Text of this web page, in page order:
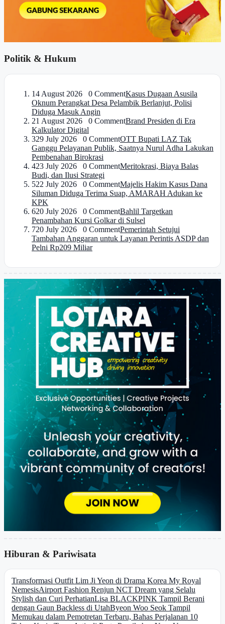
Politik & Hukum
14 August 2026 0 CommentKasus Dugaan Asusila
Oknum Perangkat Desa Pelambik Berlanjut, Polisi
Diduga Masuk Angin
21 August 2026 0 CommentBrand Presiden di Era
Kalkulator Digital
329 July 2026 0 CommentOTT Bupati LAZ Tak
Ganggu Pelayanan Publik, Saatnya Nurul Adha Lakukan
Pembenahan Birokrasi
423 July 2026 0 CommentMeritokrasi, Biaya Balas
Budi, dan Ilusi Strategi
522 July 2026 0 CommentMajelis Hakim Kasus Dana
Siluman Diduga Terima Suap, AMARAH Adukan ke
KPK
620 July 2026 0 CommentBahlil Targetkan
Penambahan Kursi Golkar di Sulsel
720 July 2026 0 CommentPemerintah Setujui
Tambahan Anggaran untuk Layanan Perintis ASDP dan
Pelni Rp209 Miliar
Hiburan & Pariwisata
Transformasi Outfit Lim Ji Yeon di Drama Korea My Royal
NemesisAirport Fashion Renjun NCT Dream yang Selalu
Stylish dan Curi PerhatianLisa BLACKPINK Tampil Berani
dengan Gaun Backless di UtahByeon Woo Seok Tampil
Memukau dalam Pemotretan Terbaru, Bahas Perjalanan 10